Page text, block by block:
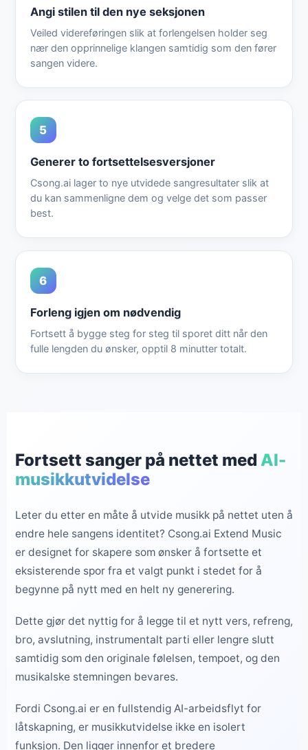
Angi stilen til den nye seksjonen
Veiled videreføringen slik at forlengelsen holder seg
nær den opprinnelige klangen samtidig som den fører
sangen videre.
5
Generer to fortsettelsesversjoner
Csong.ai lager to nye utvidede sangresultater slik at
du kan sammenligne dem og velge det som passer
best.
6
Forleng igjen om nødvendig
Fortsett å bygge steg for steg til sporet ditt når den
fulle lengden du ønsker, opptil 8 minutter totalt.
Fortsett sanger på nettet med AI-
musikkutvidelse
Leter du etter en måte å utvide musikk på nettet uten å
endre hele sangens identitet? Csong.ai Extend Music
er designet for skapere som ønsker å fortsette et
eksisterende spor fra et valgt punkt i stedet for å
begynne på nytt med en helt ny generering.
Dette gjør det nyttig for å legge til et nytt vers, refreng,
bro, avslutning, instrumentalt parti eller lengre slutt
samtidig som den originale følelsen, tempoet, og den
musikalske stemningen bevares.
Fordi Csong.ai er en fullstendig AI-arbeidsflyt for
låtskapning, er musikkutvidelse ikke en isolert
funksjon. Den ligger innenfor et bredere